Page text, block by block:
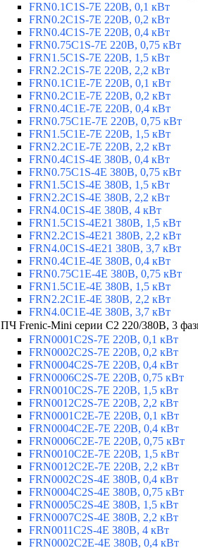
FRN0.1C1S-7E 220В, 0,1 кВт
FRN0.2C1S-7E 220В, 0,2 кВт
FRN0.4C1S-7E 220В, 0,4 кВт
FRN0.75C1S-7E 220В, 0,75 кВт
FRN1.5C1S-7E 220В, 1,5 кВт
FRN2.2C1S-7E 220В, 2,2 кВт
FRN0.1C1E-7E 220В, 0,1 кВт
FRN0.2C1E-7E 220В, 0,2 кВт
FRN0.4C1E-7E 220В, 0,4 кВт
FRN0.75C1E-7E 220В, 0,75 кВт
FRN1.5C1E-7E 220В, 1,5 кВт
FRN2.2C1E-7E 220В, 2,2 кВт
FRN0.4C1S-4E 380В, 0,4 кВт
FRN0.75C1S-4E 380В, 0,75 кВт
FRN1.5C1S-4E 380В, 1,5 кВт
FRN2.2C1S-4E 380В, 2,2 кВт
FRN4.0C1S-4E 380В, 4 кВт
FRN1.5C1S-4E21 380В, 1,5 кВт
FRN2.2C1S-4E21 380В, 2,2 кВт
FRN4.0C1S-4E21 380В, 3,7 кВт
FRN0.4C1E-4E 380В, 0,4 кВт
FRN0.75C1E-4E 380В, 0,75 кВт
FRN1.5C1E-4E 380В, 1,5 кВт
FRN2.2C1E-4E 380В, 2,2 кВт
FRN4.0C1E-4E 380В, 3,7 кВт
ПЧ Frenic-Mini серии С2 220/380В, 3
FRN0001C2S-7E 220В, 0,1 кВт
FRN0002C2S-7E 220В, 0,2 кВт
FRN0004C2S-7E 220В, 0,4 кВт
FRN0006C2S-7E 220В, 0,75 кВт
FRN0010C2S-7E 220В, 1,5 кВт
FRN0012C2S-7E 220В, 2,2 кВт
FRN0001C2E-7E 220В, 0,1 кВт
FRN0004C2E-7E 220В, 0,4 кВт
FRN0006C2E-7E 220В, 0,75 кВт
FRN0010C2E-7E 220В, 1,5 кВт
FRN0012C2E-7E 220В, 2,2 кВт
FRN0002C2S-4E 380В, 0,4 кВт
FRN0004C2S-4E 380В, 0,75 кВт
FRN0005C2S-4E 380В, 1,5 кВт
FRN0007C2S-4E 380В, 2,2 кВт
FRN0011C2S-4E 380В, 4 кВт
FRN0002C2E-4E 380В, 0,4 кВт